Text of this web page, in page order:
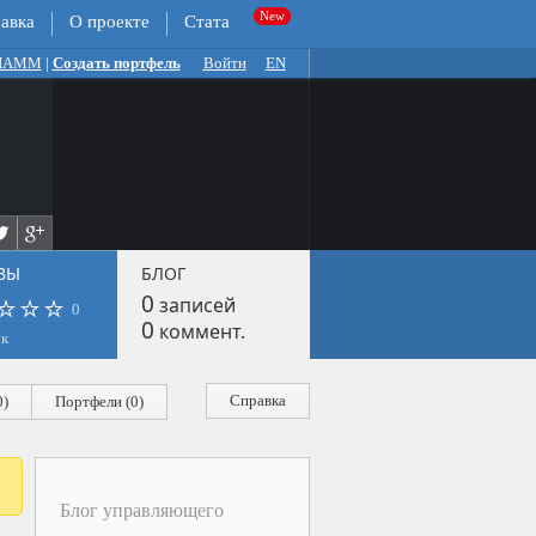
О проекте Стата
| Создать портфель Войти EN
0
БЛОГ
0 записей
0 коммент.
Справка
Портфели (0)
Блог управляющего